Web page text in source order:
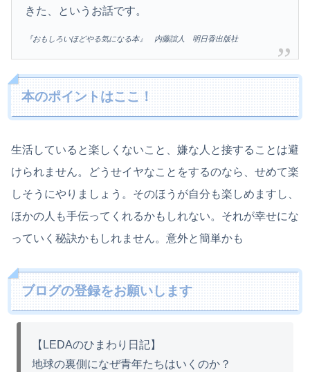
きた、というお話です。
『おもしろいほどやる気になる本』 内藤誼人 明日香出版社
本のポイントはここ！
生活していると楽しくないこと、嫌な人と接することは避
けられません。どうせイヤなことをするのなら、せめて楽
しそうにやりましょう。そのほうが自分も楽しめますし、
ほかの人も手伝ってくれるかもしれない。それが幸せにな
っていく秘訣かもしれません。意外と簡単かも
ブログの登録をお願いします
【LEDAのひまわり日記】
地球の裏側になぜ青年たちはいくのか？